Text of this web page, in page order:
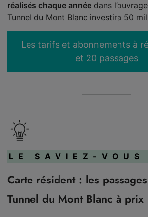
réalisés chaque année dans
Tunnel du Mont Blanc investira 50
Les tarifs et abonnements à
et 20 passages
LE SAVIEZ-VOUS
Carte résident : les
Tunnel du Mont Blanc à prix